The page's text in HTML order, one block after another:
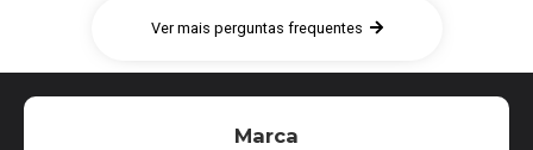
Ver mais perguntas frequentes
Marca